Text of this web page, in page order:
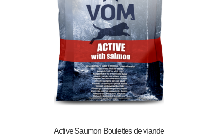
Active Saumon Boulettes de viande